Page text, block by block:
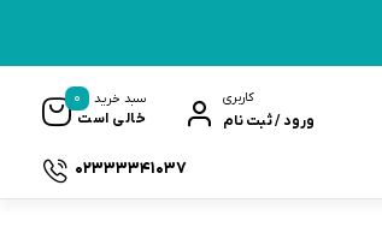
کاربری
ورود / ثبت نام
سبد خرید
خالی است
0
02333341037